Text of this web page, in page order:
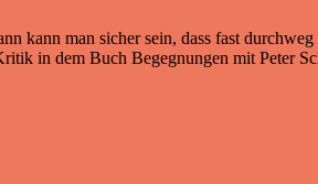
kann man sicher sein, dass fast
in dem Buch Begegnungen mit Peter